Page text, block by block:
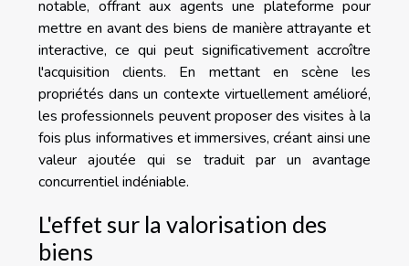
notable, offrant aux agents une plateforme pour
mettre en avant des biens de manière attrayante et
interactive, ce qui peut significativement accroître
l'acquisition clients. En mettant en scène les
propriétés dans un contexte virtuellement amélioré,
les professionnels peuvent proposer des visites à la
fois plus informatives et immersives, créant ainsi une
valeur ajoutée qui se traduit par un avantage
concurrentiel indéniable.
L'effet sur la valorisation des
biens